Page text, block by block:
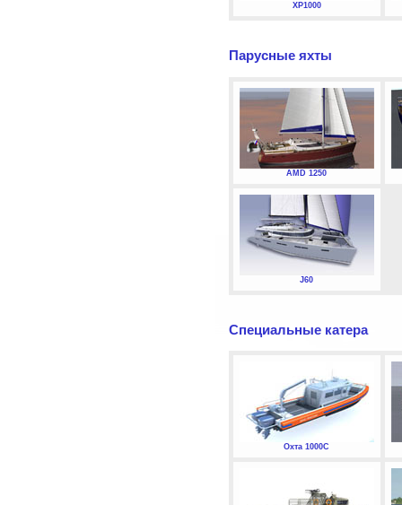
XP1000
Парусные яхты
AMD 1250
J60
Специальные катера
Охта 1000С